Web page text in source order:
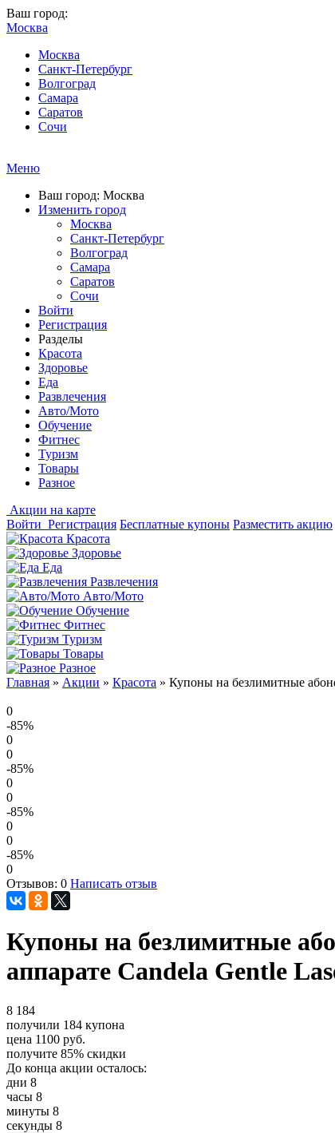
Ваш город:
Москва
Москва
Санкт-Петербург
Волгоград
Самара
Саратов
Сочи
Меню
Ваш город: Москва
Изменить город
Москва
Санкт-Петербург
Волгоград
Самара
Саратов
Сочи
Войти
Регистрация
Разделы
Красота
Здоровье
Еда
Развлечения
Авто/Мото
Обучение
Фитнес
Туризм
Товары
Разное
Акции на карте
Войти Регистрация Бесплатные купоны Разместить акцию
Красота
Здоровье
Еда
Развлечения
Авто/Мото
Обучение
Фитнес
Туризм
Товары
Разное
Главная » Акции » Красота » Купоны на безлимитные
0
-85%
0
0
-85%
0
0
-85%
0
0
-85%
0
Отзывов: 0 Написать отзыв
Купоны на безлимитные
аппарате Candela Gentle
8 184
получили 184 купона
цена 1100 руб.
получите 85% скидки
До конца акции осталось:
дни 8
часы 8
минуты 8
секунды 8